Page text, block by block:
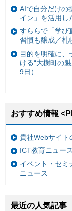
AIで自分だけの
イン」を活用し
すららで「学び
習慣も醸成／札
目的を明確に
ける“大樹町の
9日）
おすすめ情報
貴社Webサイト
ICT教育ニュー
イベント・セミ
ニュース
最近の人気記事